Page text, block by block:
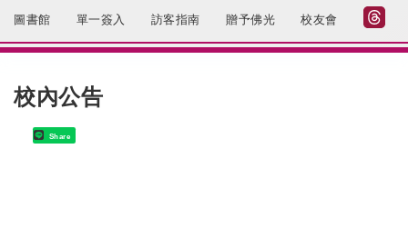
圖書館 單一簽入 訪客指南 贈予佛光 校友會
校內公告
Share